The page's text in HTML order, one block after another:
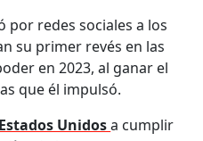
por redes sociales a los
su primer revés en las
en 2023, al ganar el
que él impulsó.
Unidosa cumplir